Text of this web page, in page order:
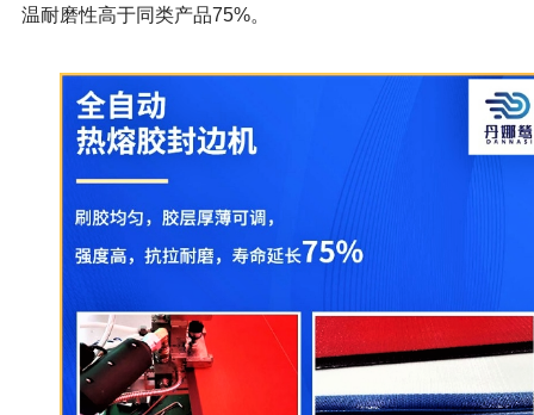
温耐磨性高于同类产品75%。